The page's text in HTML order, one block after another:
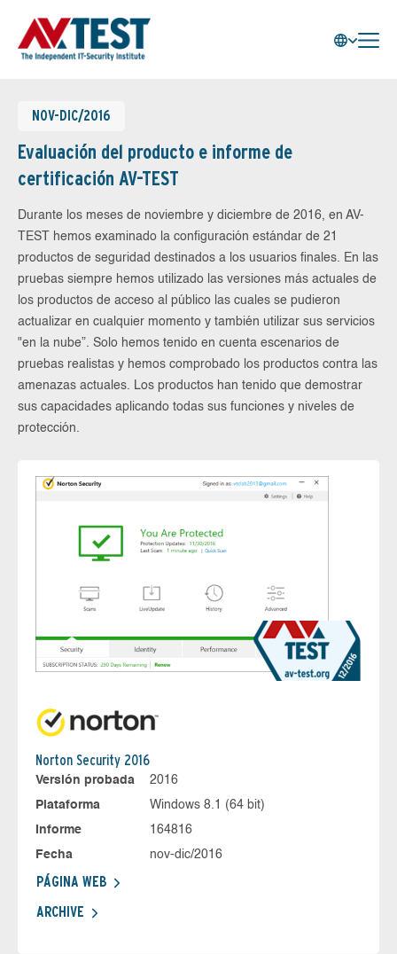
NOV-DIC/2016
Evaluación del producto e informe de
certificación AV-TEST
Durante los meses de noviembre y diciembre de 2016, en AV-
TEST hemos examinado la configuración estándar de 21
productos de seguridad destinados a los usuarios finales. En las
pruebas siempre hemos utilizado las versiones más actuales de
los productos de acceso al público las cuales se pudieron
actualizar en cualquier momento y también utilizar sus servicios
"en la nube”. Solo hemos tenido en cuenta escenarios de
pruebas realistas y hemos comprobado los productos contra las
amenazas actuales. Los productos han tenido que demostrar
sus capacidades aplicando todas sus funciones y niveles de
protección.
Norton Security 2016
Versión probada
2016
Plataforma
Windows 8.1 (64 bit)
Informe
164816
Fecha
nov-dic/2016
PÁGINA WEB
ARCHIVE